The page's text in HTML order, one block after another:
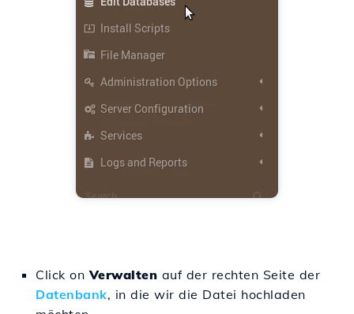
Click onVerwalten auf der rechten Seite der
Datenbank, in die wir die Datei hochladen